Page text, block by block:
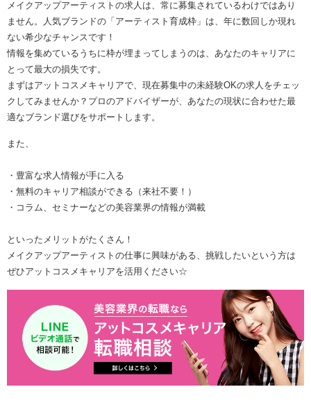
メイクアップアーティストの求人は、常に募集されているわけではあり
ません。人気ブランドの「アーティスト育成枠」は、年に数回しか現れ
ない希少なチャンスです！
情報を集めているうちに枠が埋まってしまうのは、あなたのキャリアに
とって最大の損失です。
まずはアットコスメキャリアで、現在募集中の未経験OKの求人をチェッ
クしてみませんか？プロのアドバイザーが、あなたの現状に合わせた最
適なブランド選びをサポートします。
また、
・豊富な求人情報が手に入る
・無料のキャリア相談ができる（来社不要！）
・コラム、セミナーなどの美容業界の情報が満載
といったメリットがたくさん！
メイクアップアーティストの仕事に興味がある、挑戦したいという方は
ぜひアットコスメキャリアを活用ください☆